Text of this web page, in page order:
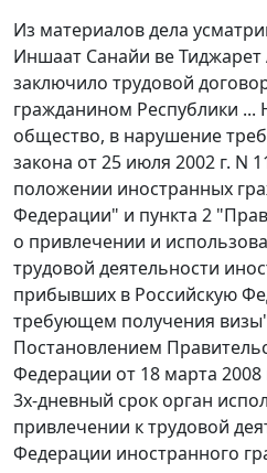
Из материалов дела
Иншаат Санайи ве
заключило трудовой
гражданином Республики
общество, в нарушение
закона от 25 июля 2002 г. N
положении иностранных
Федерации" и пункта 2
о привлечении и
трудовой деятельности
прибывших в Российскую
требующем получения
Постановлением
Федерации от 18 марта 2008
3х-дневный срок орган
привлечении к трудовой
Федерации иностранного